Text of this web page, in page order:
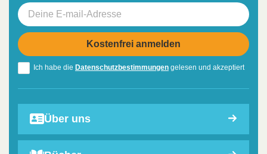
Ich habe die Datenschutzbestimmungen gelesen und akzeptiert
Über uns